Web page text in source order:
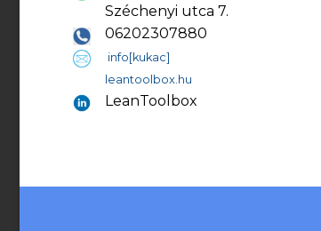
Széchenyi utca 7.
06202307880
info[kukac]
leantoolbox.hu
LeanToolbox